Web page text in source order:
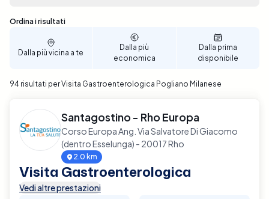
Sono stati trovati 94 risultati
Ordina i risultati
Dalla più vicina a te
Dalla più
economica
Dalla prima
disponibile
94 risultati per Visita Gastroenterologica Pogliano Milanese
Santagostino - Rho Europa
Corso Europa Ang. Via Salvatore Di Giacomo
(dentro Esselunga) - 20017 Rho
2.0 km
Visita Gastroenterologica
Vedi altre prestazioni